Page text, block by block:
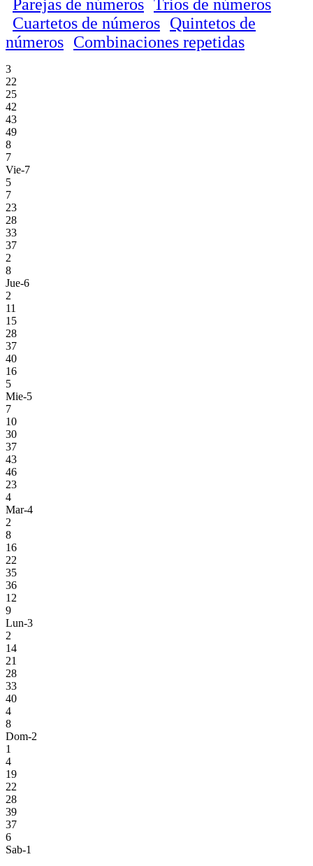
Parejas de números Trios de números
Cuartetos de números Quintetos de
números Combinaciones repetidas
3
22
25
42
43
49
8
7
Vie-7
5
7
23
28
33
37
2
8
Jue-6
2
11
15
28
37
40
16
5
Mie-5
7
10
30
37
43
46
23
4
Mar-4
2
8
16
22
35
36
12
9
Lun-3
2
14
21
28
33
40
4
8
Dom-2
1
4
19
22
28
39
37
6
Sab-1